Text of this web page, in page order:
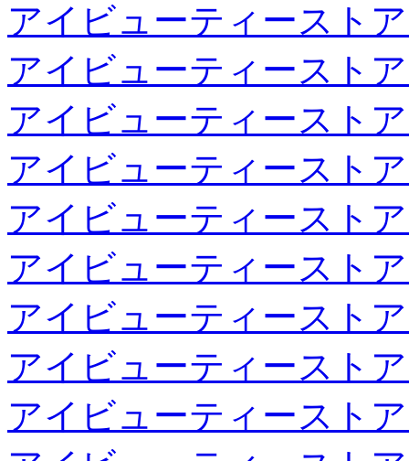
アイビューティースト
アイビューティースト
アイビューティースト
アイビューティースト
アイビューティースト
アイビューティースト
アイビューティースト
アイビューティースト
アイビューティースト